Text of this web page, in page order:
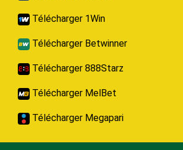
Télécharger 1Win
Télécharger Betwinner
Télécharger 888Starz
Télécharger MelBet
Télécharger Megapari